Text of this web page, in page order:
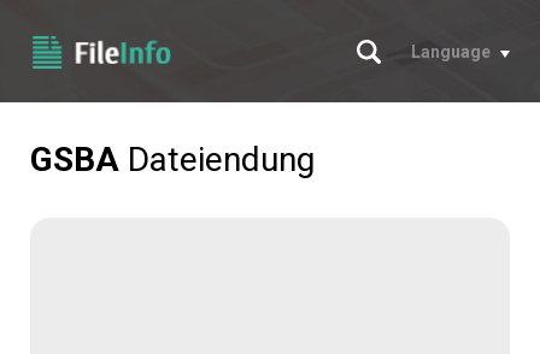
Suche
Language
GSBA Dateiendung